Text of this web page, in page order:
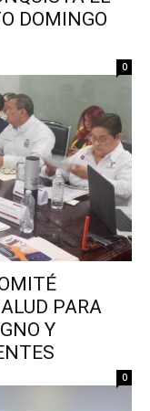
DOMINGO
0
PARA
Y
0